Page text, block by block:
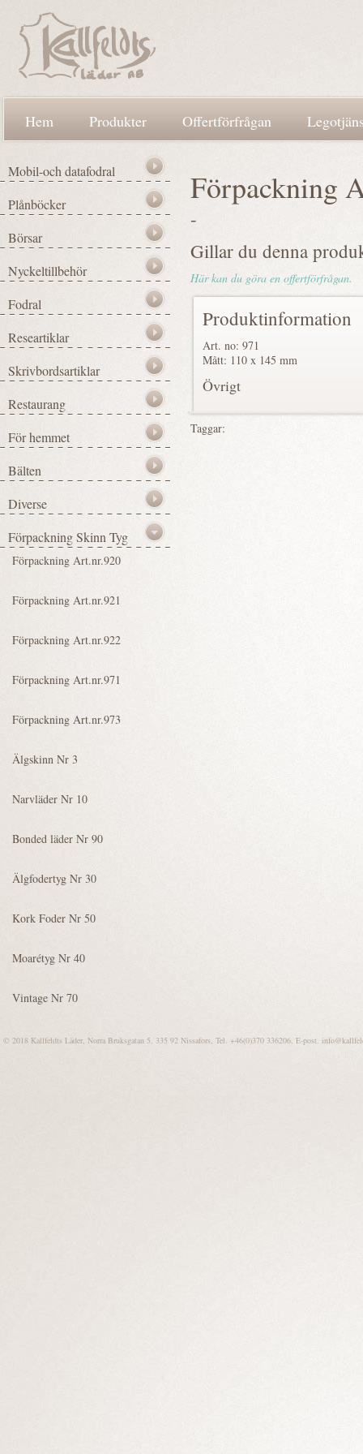
Hem Produkter Offertförfrågan
Förpackning
-
Gillar du denna
Här kan du göra en offertförfrågan.
Produktinformation
Art. no: 971
Mått: 110 x 145 mm
Övrigt
Taggar:
© 2018 Kallfeldts Läder, Norra Bruksgatan 5, 335 92 Nissafors, Tel. +46(0)370 336206, E-post.